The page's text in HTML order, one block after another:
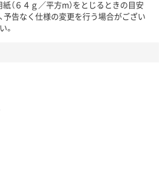
（６４ｇ／平方m）をとじるときの目安
予告なく仕様の変更を行う場合がござい
。